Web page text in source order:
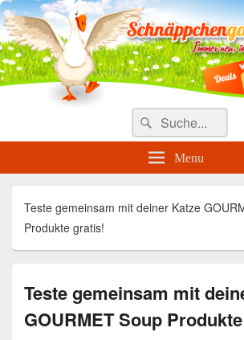
Täglich die besten
und
Search
for:
Suche
Menu
Teste gemeinsam mit deiner Katze
Produkte gratis!
Teste gemeinsam mit
GOURMET Soup